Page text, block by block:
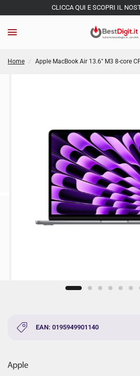
CLICCA QUI E SCOPRI IL
Home / Apple MacBook Air 13.6" M3 8-core
EAN: 0195949901140